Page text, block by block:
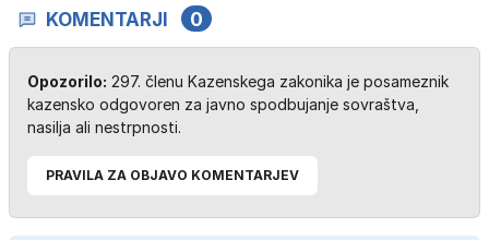
KOMENTARJI 0
Opozorilo: 297. členu Kazenskega zakonika je posameznik
kazensko odgovoren za javno spodbujanje sovraštva,
nasilja ali nestrpnosti.
PRAVILA ZA OBJAVO KOMENTARJEV